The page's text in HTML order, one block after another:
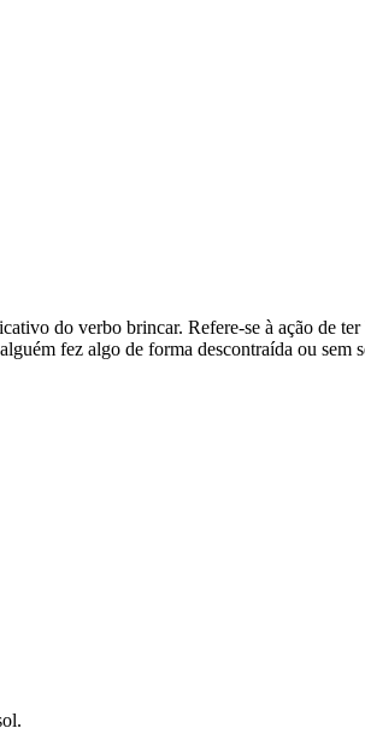
do verbo brincar. Refere-se à ação de
fez algo de forma descontraída ou sem